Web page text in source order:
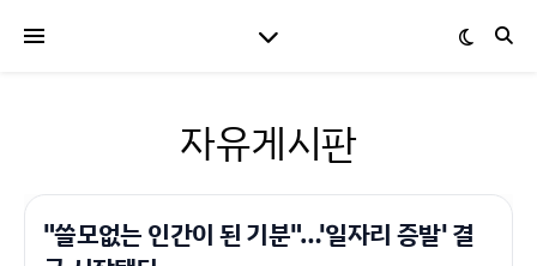
자유게시판
"쓸모없는 인간이 된 기분"…'일자리 증발' 결